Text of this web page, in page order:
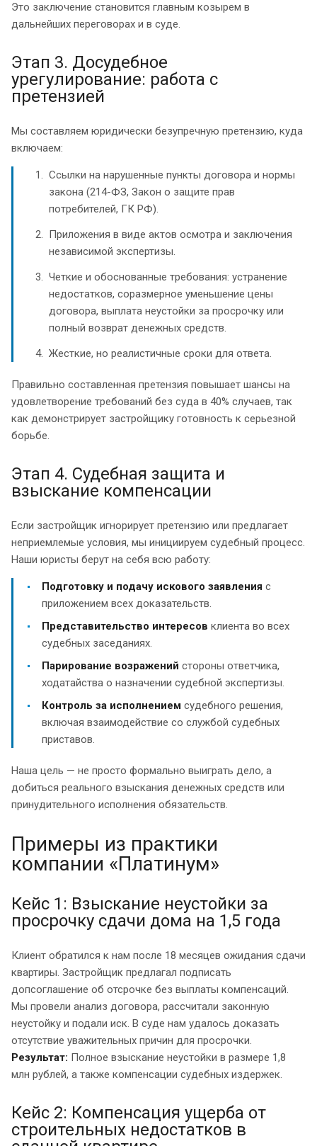
Это заключение становится главным козырем в
дальнейших переговорах и в суде.
Этап 3. Досудебное
урегулирование: работа с
претензией
Мы составляем юридически безупречную претензию, куда
включаем:
Ссылки на нарушенные пункты договора и нормы
закона (214-ФЗ, Закон о защите прав
потребителей, ГК РФ).
Приложения в виде актов осмотра и заключения
независимой экспертизы.
Четкие и обоснованные требования: устранение
недостатков, соразмерное уменьшение цены
договора, выплата неустойки за просрочку или
полный возврат денежных средств.
Жесткие, но реалистичные сроки для ответа.
Правильно составленная претензия повышает шансы на
удовлетворение требований без суда в 40% случаев, так
как демонстрирует застройщику готовность к серьезной
борьбе.
Этап 4. Судебная защита и
взыскание компенсации
Если застройщик игнорирует претензию или предлагает
неприемлемые условия, мы инициируем судебный процесс.
Наши юристы берут на себя всю работу:
Подготовку и подачу искового заявления с
приложением всех доказательств.
Представительство интересов клиента во всех
судебных заседаниях.
Парирование возражений стороны ответчика,
ходатайства о назначении судебной экспертизы.
Контроль за исполнением судебного решения,
включая взаимодействие со службой судебных
приставов.
Наша цель — не просто формально выиграть дело, а
добиться реального взыскания денежных средств или
принудительного исполнения обязательств.
Примеры из практики
компании «Платинум»
Кейс 1: Взыскание неустойки за
просрочку сдачи дома на 1,5 года
Клиент обратился к нам после 18 месяцев ожидания сдачи
квартиры. Застройщик предлагал подписать
допсоглашение об отсрочке без выплаты компенсаций.
Мы провели анализ договора, рассчитали законную
неустойку и подали иск. В суде нам удалось доказать
отсутствие уважительных причин для просрочки.
Результат: Полное взыскание неустойки в размере 1,8
млн рублей, а также компенсации судебных издержек.
Кейс 2: Компенсация ущерба от
строительных недостатков в